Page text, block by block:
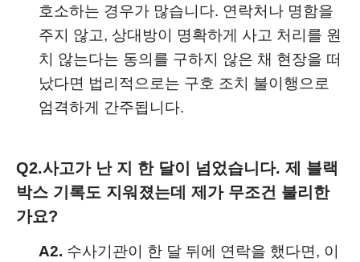
호소하는 경우가 많습니다. 연락처나 명함을
주지 않고, 상대방이 명확하게 사고 처리를 원
치 않는다는 동의를 구하지 않은 채 현장을 떠
났다면 법리적으로는 구호 조치 불이행으로
엄격하게 간주됩니다.
Q2.사고가 난 지 한 달이 넘었습니다. 제 블랙
박스 기록도 지워졌는데 제가 무조건 불리한
가요?
A2. 수사기관이 한 달 뒤에 연락을 했다면, 이